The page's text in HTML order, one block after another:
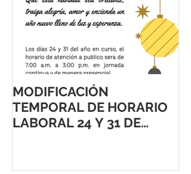
MODIFICACIÓN
TEMPORAL DE HORARIO
LABORAL 24 Y 31 DE